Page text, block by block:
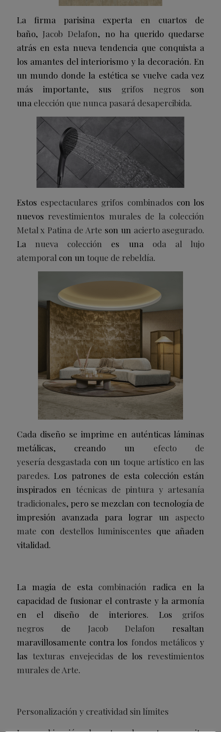
La firma parisina experta en cuartos de
baño, Jacob Delafon, no ha querido quedarse
atrás en esta nueva tendencia que conquista a
los amantes del interiorismo y la decoración. En
un mundo donde la estética se vuelve cada vez
más importante, sus grifos negros son
una elección que nunca pasará desapercibida.
Estos espectaculares grifos combinados con los
nuevos revestimientos murales de la colección
Metal x Patina de Arte son un acierto asegurado.
La nueva colección es una oda al lujo
atemporal con un toque de rebeldía.
Cada diseño se imprime en auténticas láminas
metálicas, creando un efecto de
yesería desgastada con un toque artístico en las
paredes. Los patrones de esta colección están
inspirados en técnicas de pintura y artesanía
tradicionales, pero se mezclan con tecnología de
impresión avanzada para lograr un aspecto
mate con destellos luminiscentes que añaden
vitalidad.
La magia de esta combinación
radica en la
capacidad de fusionar el contraste y la armonía
en el diseño de interiores. Los grifos
negros de Jacob Delafon
resaltan
maravillosamente contra los fondos metálicos y
las texturas envejecidas de los revestimientos
murales de Arte.
Personalización y creatividad sin límites